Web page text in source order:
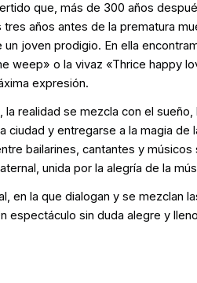
que, más de 300 años
tres años antes de la prematura
joven prodigio. En ella
weep» o la vivaz «Thrice happy
expresión.
la realidad se mezcla con el
ciudad y entregarse a la magia
bailarines, cantantes y
unida por la alegría de la
en la que dialogan y se mezclan
espectáculo sin duda alegre y